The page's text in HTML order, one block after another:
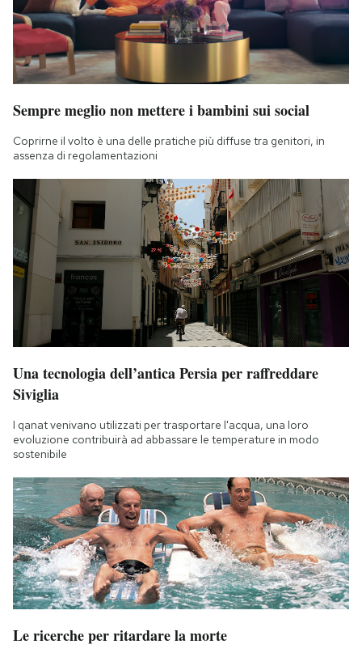
Sempre meglio non mettere i bambini sui social
Coprirne il volto è una delle pratiche più diffuse tra genitori, in
assenza di regolamentazioni
Una tecnologia dell’antica Persia per raffreddare
Siviglia
I qanat venivano utilizzati per trasportare l'acqua, una loro
evoluzione contribuirà ad abbassare le temperature in modo
sostenibile
Le ricerche per ritardare la morte